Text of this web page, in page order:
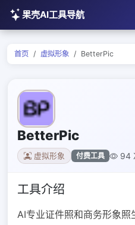
果壳AI工具导航
首页 虚拟形象 BetterPic
BetterPic
虚拟形象 付费工具 94
工具介绍
AI专业证件照和商务形象照